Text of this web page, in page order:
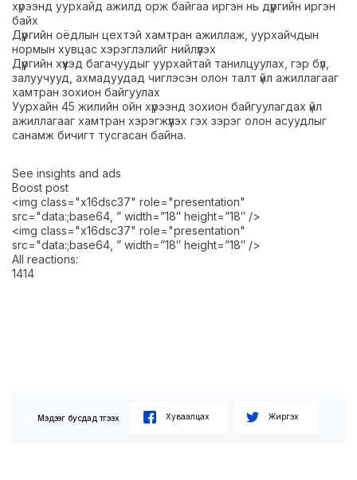
хүрээнд уурхайд ажилд орж байгаа иргэн нь дүүргийн иргэн
байх
Дүүргийн оёдлын цехтэй хамтран ажиллаж, уурхайчдын
нормын хувцас хэрэглэлийг нийлүүлэх
Дүүргийн хүүхэд багачуудыг уурхайтай танилцуулах, гэр бүл,
залуучууд, ахмадуудад чиглэсэн олон талт үйл ажиллагааг
хамтран зохион байгуулах
Уурхайн 45 жилийн ойн хүрээнд зохион байгуулагдах үйл
ажиллагааг хамтран хэрэгжүүлэх гэх зэрэг олон асуудлыг
санамж бичигт тусгасан байна.
See insights and ads
Boost post
<img class="x16dsc37" role="presentation"
src="data:;base64, ” width=”18″ height=”18″ />
<img class="x16dsc37" role="presentation"
src="data:;base64, ” width=”18″ height=”18″ />
All reactions:
1414
Мэдээг бусдад түгээх Хуваалцах Жиргэх